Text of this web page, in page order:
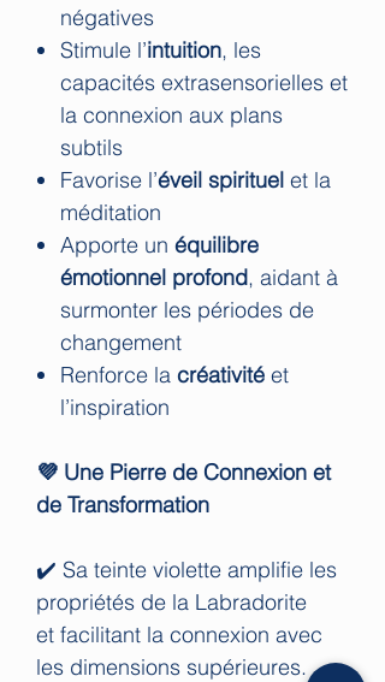
négatives
Stimule l’intuition, les
capacités extrasensorielles et
la connexion aux plans
subtils
Favorise l’éveil spirituel et la
méditation
Apporte un équilibre
émotionnel profond, aidant à
surmonter les périodes de
changement
Renforce la créativité et
l’inspiration
💜 Une Pierre de Connexion et
de Transformation
✔️ Sa teinte violette amplifie les
propriétés de la Labradorite
et facilitant la connexion avec
les dimensions supérieures.